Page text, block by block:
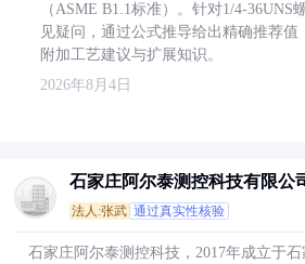
（ASME B1.1标准）。针对1/4-36UNS
见疑问，通过公式推导给出精确推荐值
附加工艺建议与扩展知识。
2026年8月4日
石家庄阿尔泰测控科技有限公
法人:张武 通过真实性核验
石家庄阿尔泰测控科技，2017年成立于